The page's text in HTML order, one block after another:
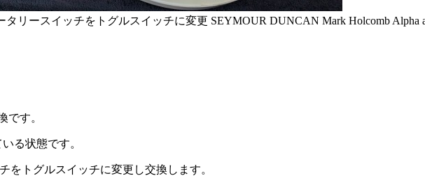
タリースイッチをトグルスイッチに変更 SEYMOUR DUNCAN Mark Holcomb Alpha
です。
る状態です。
をトグルスイッチに変更し交換します。